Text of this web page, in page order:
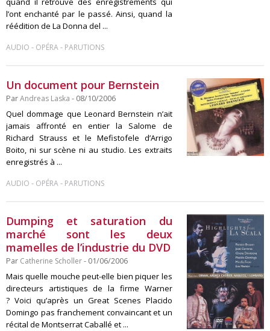
l’ont enchanté par le passé. Ainsi, quand la
réédition de La Donna del ...
AUDIO - OPÉRA- PARUTIONS
Un document pour Bernstein
ParAndreas Laska - 08/10/2006
Quel dommage que Leonard Bernstein n’ait
jamais affronté en entier la Salome de
Richard Strauss et le Mefistofele d’Arrigo
Boito, ni sur scène ni au studio. Les extraits
enregistrés à ...
AUDIO - OPÉRA- PARUTIONS
Dumping et saturation du
marché sont les deux
mamelles de l’industrie du DVD
Par Catherine Scholler- 01/06/2006
Mais quelle mouche peut-elle bien piquer les
directeurs artistiques de la firme Warner
? Voici qu’après un Great Scenes Placido
Domingo pas franchement convaincant et un
récital de Montserrat Caballé et ...